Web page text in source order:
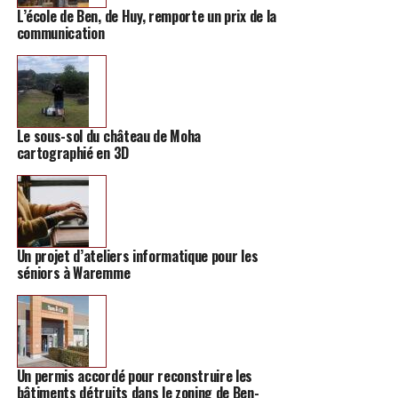
Le quatrième point quant à lui
inondations
Continuer à limiter voir interdire l’urbanisation dans
certaines zones sensibles semble être l’une des mesures
principales de ce point.
Commune inclusive et propre
Pour ce qui est du cinquième élément intitulé
place pour chacun et chacune, à tout âge et en bonne
L’école de Ben, de Huy, remporte un prix de la
communication
Le sous-sol du château de Moha
cartographié en 3D
Un projet d’ateliers informatique pour les
séniors à Waremme
Un permis accordé pour reconstruire les
bâtiments détruits dans le zoning de Ben-